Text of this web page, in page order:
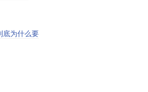
底为什么要